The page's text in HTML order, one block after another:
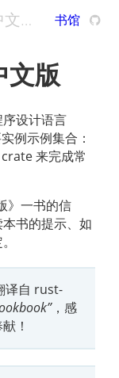
Rust Cookbook 中文版 - A Rust Cookbook 书馆
版
设计语言
例示例集合：
来完成常
》一书的信
本书的提示、如
译自 rust-
，感
！